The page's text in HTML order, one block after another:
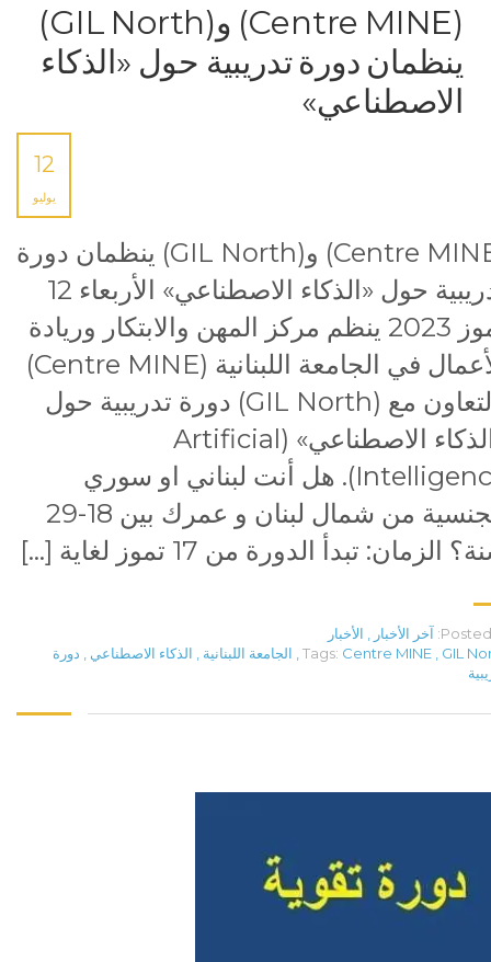
(Centre MINE) و(GIL North)
ينظمان دورة تدريبية حول «الذكاء
الاصطناعي»
12
يوليو
(Centre MINE) و(GIL North) ينظمان دورة
تدريبية حول «الذكاء الاصطناعي» الأربعاء 12
تموز 2023 ينظم مركز المهن والابتكار وريادة
الأعمال في الجامعة اللبنانية (Centre MINE)
بالتعاون مع (GIL North) دورة تدريبية حول
«الذكاء الاصطناعي» (Artificial
Intelligence). هل أنت لبناني او سوري
الجنسية من شمال لبنان و عمرك بين 18-29
الزمان: تبدأ الدورة من 17 تموز لغاية […]
Posted آخر الأخبار
الأخبار
Tags: Centre MINE GIL الجامعة اللبنانية الذكاء الاصطناعي
دورة